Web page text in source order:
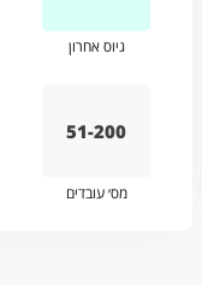
גיוס אחרון
51-200
מס׳ עובדים